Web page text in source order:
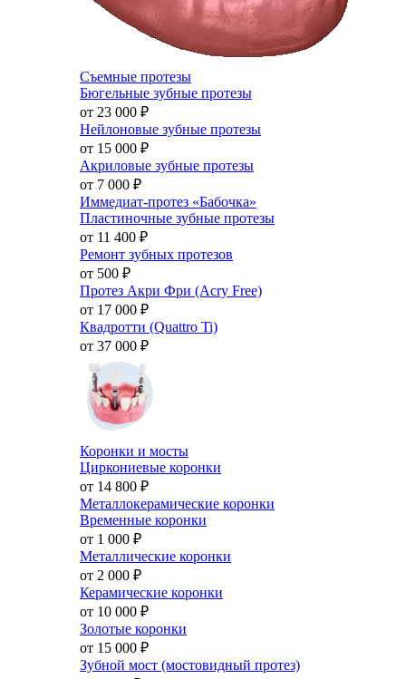
Съемные протезы
Бюгельные зубные протезы
от 23 000 ₽
Нейлоновые зубные протезы
от 15 000 ₽
Акриловые зубные протезы
от 7 000 ₽
Иммедиат-протез «Бабочка»
Пластиночные зубные протезы
от 11 400 ₽
Ремонт зубных протезов
от 500 ₽
Протез Акри Фри (Acry Free)
от 17 000 ₽
Квадротти (Quattro Ti)
от 37 000 ₽
Коронки и мосты
Циркониевые коронки
от 14 800 ₽
Металлокерамические коронки
Временные коронки
от 1 000 ₽
Металлические коронки
от 2 000 ₽
Керамические коронки
от 10 000 ₽
Золотые коронки
от 15 000 ₽
Зубной мост (мостовидный протез)